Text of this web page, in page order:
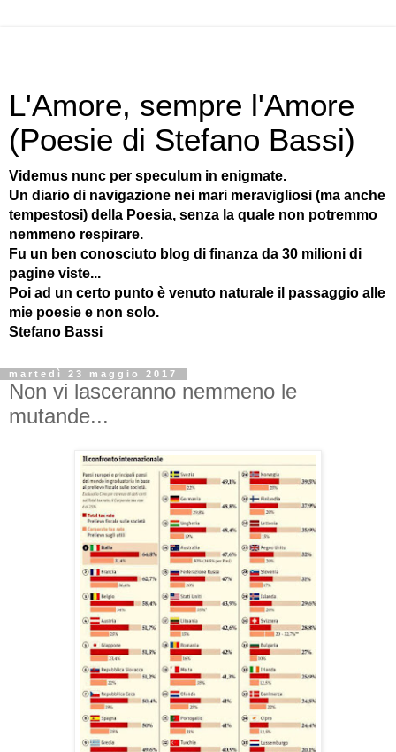
L'Amore, sempre l'Amore
(Poesie di Stefano Bassi)
Videmus nunc per speculum in enigmate.
Un diario di navigazione nei mari meravigliosi (ma anche
tempestosi) della Poesia, senza la quale non potremmo
nemmeno respirare.
Fu un ben conosciuto blog di finanza da 30 milioni di
pagine viste...
Poi ad un certo punto è venuto naturale il passaggio alle
mie poesie e non solo.
Stefano Bassi
martedì 23 maggio 2017
Non vi lasceranno nemmeno le
mutande...